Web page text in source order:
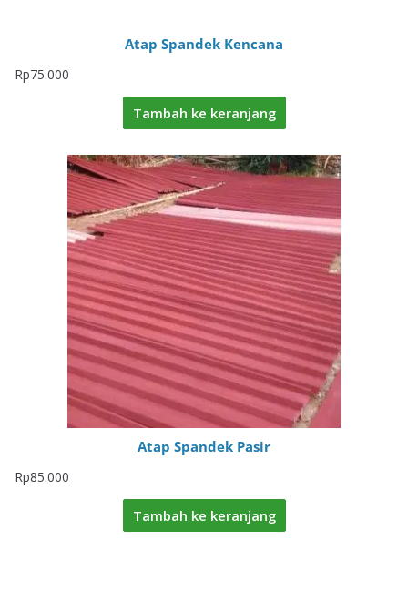
Atap Spandek Kencana
Rp75.000
Tambah ke keranjang
Atap Spandek Pasir
Rp85.000
Tambah ke keranjang